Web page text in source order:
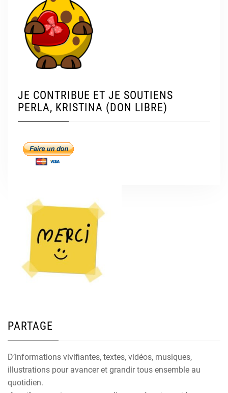
JE CONTRIBUE ET JE SOUTIENS
PERLA, KRISTINA (DON LIBRE)
PARTAGE
D’informations vivifiantes, textes, vidéos, musiques,
illustrations pour avancer et grandir tous ensemble au
quotidien.